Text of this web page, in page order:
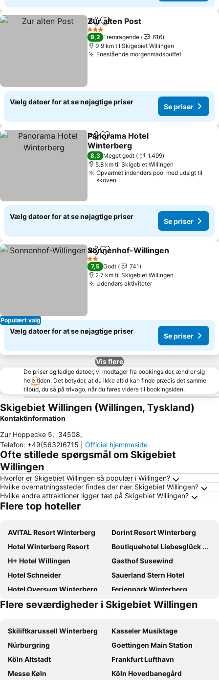
Del Føj til favoritter
Zur alten Post
3 Stjerner
9,2 Fremragende
616
0.9 km til Skigebiet Willingen
Enestående morgenmadsbuffet
Vælg datoer for at se nøjagtige priser
Se priser
Del Føj til favoritter
Panorama Hotel
Winterberg
8,3 Meget godt
1.499
5.8 km til Skigebiet Willingen
Opvarmet indendørs pool med udsigt til
skoven
Vælg datoer for at se nøjagtige priser
Se priser
Populært valg
Del Føj til favoritter
Sonnenhof-Willingen
2 Stjerner
7,5 Godt
741
2.7 km til Skigebiet Willingen
Udendørs aktiviteter
Vælg datoer for at se nøjagtige priser
Se priser
Vis flere
De priser og ledige datoer, vi modtager fra bookingsider, ændrer sig
hele tiden. Det betyder, at du ikke altid kan finde præcis det samme
tilbud, du så på trivago, når du føres videre til bookingsiden.
Skigebiet Willingen (Willingen, Tyskland)
Kontaktinformation
Zur Hoppecke 5, 34508,
Telefon: +49(5632)6715 Officiel hjemmeside
Ofte stillede spørgsmål om Skigebiet
Willingen
Hvorfor er Skigebiet Willingen så populær i Willingen?
Hvilke overnatningssteder findes der nær Skigebiet Willingen?
Hvilke andre attraktioner ligger tæt på Skigebiet Willingen?
Flere top hoteller
AVITAL Resort Winterberg
Dorint Resort Winterberg
Hotel Winterberg Resort
Boutiquehotel Liebesglück - adults only
H+ Hotel Willingen
Gasthof Susewind
Hotel Schneider
Sauerland Stern Hotel
Hotel Oversum Winterberg
Ferienpark Winterberg
Hotel Nuhnetal
B&B HOTEL Willingen
Landgasthof Gilsbach
Central-Hotel
Best Western Plus Hotel Willingen
Hotel Hessenhof
Engemann Kurve
Sporthotel Zum Hohen Eimberg
Hotel Altastenberg
Aktiv Hotel Winterberg
Flere seværdigheder i Skigebiet Willingen
Skiliftkarussell Winterberg
Kasseler Musiktage
Nürburgring
Goettingen Main Station
Köln Altstadt
Frankfurt Lufthavn
Messe Køln
Köln Hovedbanegård